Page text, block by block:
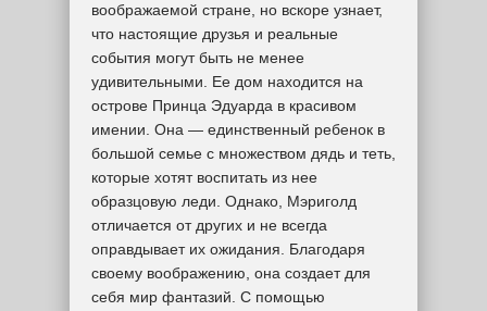
воображаемой стране, но вскоре узнает,
что настоящие друзья и реальные
события могут быть не менее
удивительными. Ее дом находится на
острове Принца Эдуарда в красивом
имении. Она — единственный ребенок в
большой семье с множеством дядь и теть,
которые хотят воспитать из нее
образцовую леди. Однако, Мэриголд
отличается от других и не всегда
оправдывает их ожидания. Благодаря
своему воображению, она создает для
себя мир фантазий. С помощью